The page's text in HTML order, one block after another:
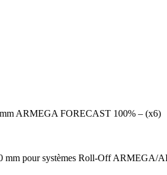
ARMEGA FORECAST 100% – (x6)
mm pour systèmes Roll-Off ARMEGA/